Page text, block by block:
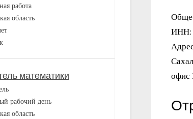
ИНН:
офис
работа
область
математики
рабочий день
область